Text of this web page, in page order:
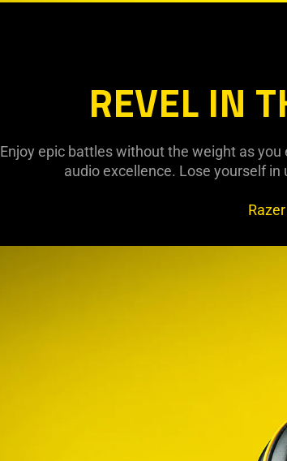
REVEL IN
Enjoy epic battles without the weight as
audio excellence. Lose yourself